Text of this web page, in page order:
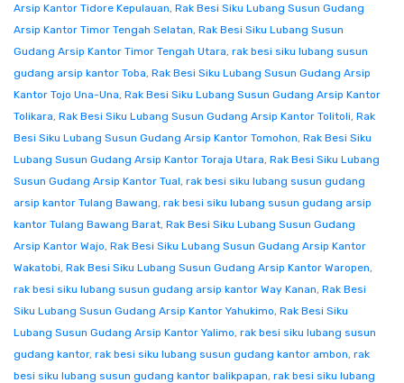
Arsip Kantor Tidore Kepulauan, Rak Besi Siku Lubang Susun Gudang
Arsip Kantor Timor Tengah Selatan, Rak Besi Siku Lubang Susun
Gudang Arsip Kantor Timor Tengah Utara, rak besi siku lubang susun
gudang arsip kantor Toba, Rak Besi Siku Lubang Susun Gudang Arsip
Kantor Tojo Una-Una, Rak Besi Siku Lubang Susun Gudang Arsip Kantor
Tolikara, Rak Besi Siku Lubang Susun Gudang Arsip Kantor Tolitoli, Rak
Besi Siku Lubang Susun Gudang Arsip Kantor Tomohon, Rak Besi Siku
Lubang Susun Gudang Arsip Kantor Toraja Utara, Rak Besi Siku Lubang
Susun Gudang Arsip Kantor Tual, rak besi siku lubang susun gudang
arsip kantor Tulang Bawang, rak besi siku lubang susun gudang arsip
kantor Tulang Bawang Barat, Rak Besi Siku Lubang Susun Gudang
Arsip Kantor Wajo, Rak Besi Siku Lubang Susun Gudang Arsip Kantor
Wakatobi, Rak Besi Siku Lubang Susun Gudang Arsip Kantor Waropen,
rak besi siku lubang susun gudang arsip kantor Way Kanan, Rak Besi
Siku Lubang Susun Gudang Arsip Kantor Yahukimo, Rak Besi Siku
Lubang Susun Gudang Arsip Kantor Yalimo, rak besi siku lubang susun
gudang kantor, rak besi siku lubang susun gudang kantor ambon, rak
besi siku lubang susun gudang kantor balikpapan, rak besi siku lubang